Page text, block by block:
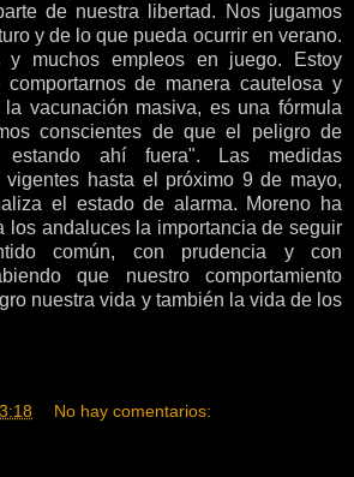
de nuestra libertad. Nos jugamos
y de lo que pueda ocurrir en verano.
y muchos empleos en juego. Estoy
de manera cautelosa y
vacunación masiva, es una fórmula
conscientes de que el peligro de
estando ahí fuera". Las medidas
vigentes hasta el próximo 9 de mayo,
el estado de alarma. Moreno ha
los andaluces la importancia de seguir
común, con prudencia y con
que nuestro comportamiento
nuestra vida y también la vida de los
No hay comentarios: